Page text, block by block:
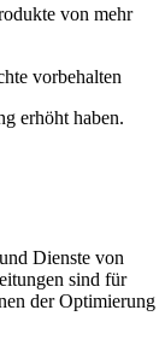
von mehr
vorbehalten
erhöht haben.
Dienste von
sind für
der Optimierung